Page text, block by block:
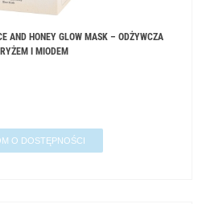
AND HONEY GLOW MASK – ODŻYWCZA
I MIODEM
O DOSTĘPNOŚCI